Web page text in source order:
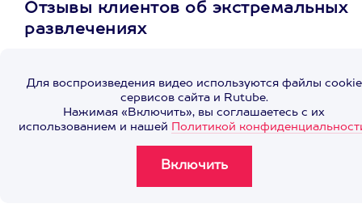
Отзывы клиентов об экстремальных
развлечениях
Для воспроизведения видео используются файлы cookie
сервисов сайта и Rutube.
Нажимая «Включить», вы соглашаетесь с их
использованием и нашей Политикой